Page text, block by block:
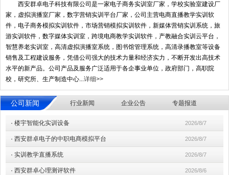
西安群卓电子科技有限公司是一家电子商务实训室厂家，学校实验室建设厂
家，虚拟演播室厂家，数字营销实训平台厂家，公司主营电商直播教学实训软
件，电子商务模拟实训软件，市场营销模拟实训软件，新媒体营销实训系统，旅
游实训软件，数字媒体实训室，跨境电商教学实训软件，产教融合实训云平台，
智慧养老实训室，高清虚拟演播室系统，图书馆管理系统，高清录播教室等设备
销售及工程建设服务，凭借公司强大的技术力量和经济实力，不断开发出高技术
水平的新产品。公司产品及服务广泛适用于各企事业单位，政府部门，高职院
校，研究所、生产制造中心...详细>>
公司新闻 行业新闻 企业公告 专题报道
· 楼宇智能化实训设备 2026/8/7
· 西安群卓电子的中职电商模拟平台 2026/8/7
· 实训教学直播系统 2026/8/7
· 西安群卓心理测评软件 2026/8/6